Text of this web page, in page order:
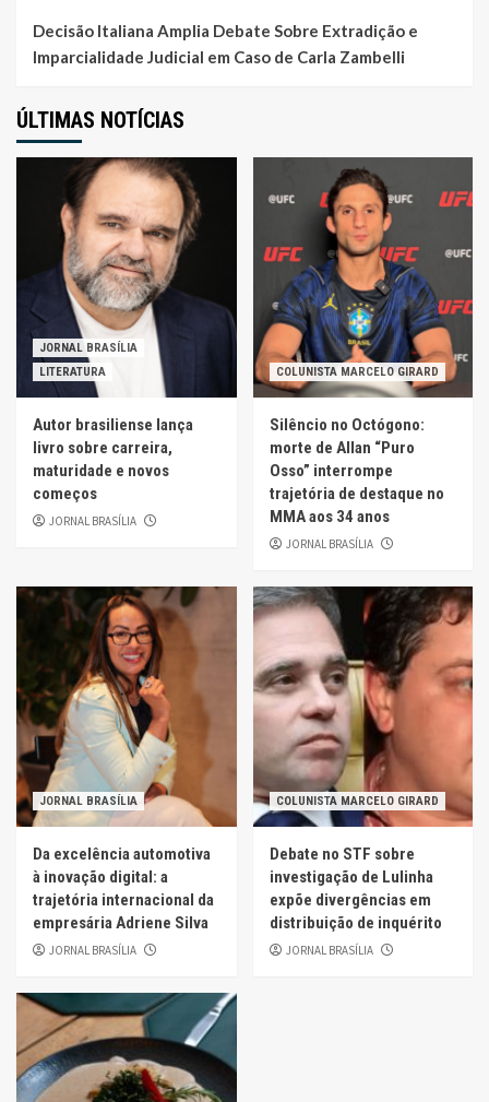
Decisão Italiana Amplia Debate Sobre Extradição e
Imparcialidade Judicial em Caso de Carla Zambelli
ÚLTIMAS NOTÍCIAS
JORNAL BRASÍLIA
LITERATURA
Autor brasiliense lança
livro sobre carreira,
maturidade e novos
começos
JORNAL BRASÍLIA
COLUNISTA MARCELO GIRARD
Silêncio no Octógono:
morte de Allan “Puro
Osso” interrompe
trajetória de destaque no
MMA aos 34 anos
JORNAL BRASÍLIA
JORNAL BRASÍLIA
Da excelência automotiva
à inovação digital: a
trajetória internacional da
empresária Adriene Silva
JORNAL BRASÍLIA
COLUNISTA MARCELO GIRARD
Debate no STF sobre
investigação de Lulinha
expõe divergências em
distribuição de inquérito
JORNAL BRASÍLIA